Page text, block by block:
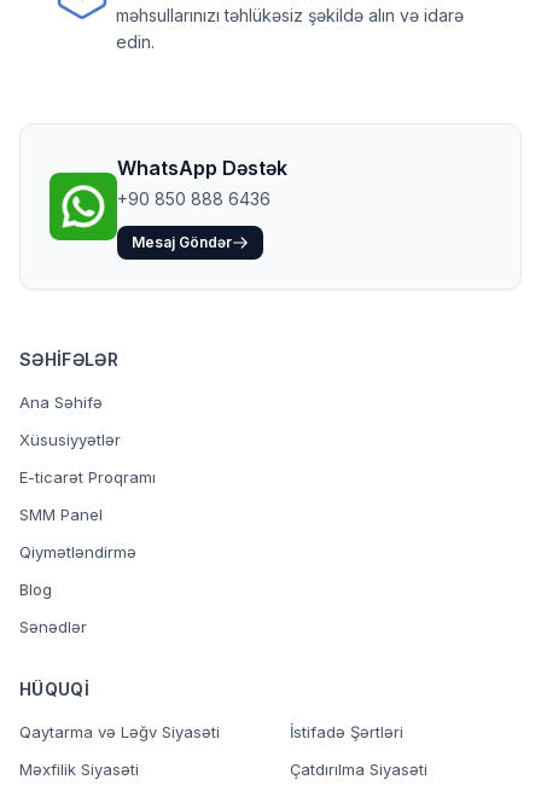
məhsullarınızı təhlükəsiz şəkildə alın və idarə
edin.
WhatsApp Dəstək
+90 850 888 6436
Mesaj Göndər
SƏHIFƏLƏR
Ana Səhifə
Xüsusiyyətlər
E-ticarət Proqramı
SMM Panel
Qiymətləndirmə
Blog
Sənədlər
HÜQUQI
Qaytarma və Ləğv Siyasəti
Məxfilik Siyasəti
İstifadə Şərtləri
Çatdırılma Siyasəti